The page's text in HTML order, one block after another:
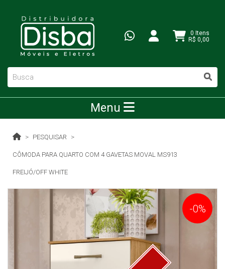
0 Itens
R$ 0,00
Menu
PESQUISAR
CÔMODA PARA QUARTO COM 4 GAVETAS MOVAL MS913
FREIJÓ/OFF WHITE
-0%